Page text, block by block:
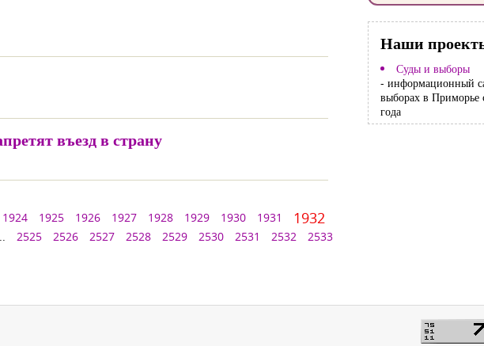
въезд в страну
1924 1925 1926 1927 1928 1929 1930 1931 1932
2525 2526 2527 2528 2529 2530 2531 2532
2533
Наши
Суды и выборы
- информационный
выборах в Приморье
года